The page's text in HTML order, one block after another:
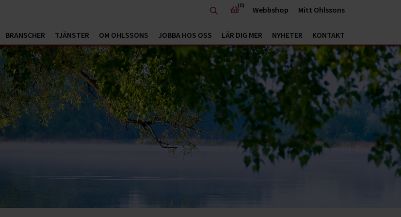
BRANSCHER TJÄNSTER OM OHLSSONS JOBBA HOS OSS LÄR DIG MER NYHETER KONTAKT
(0) Webbshop Mitt Ohlssons